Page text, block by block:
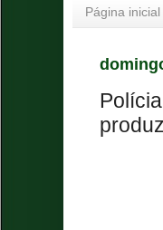
Página inicial